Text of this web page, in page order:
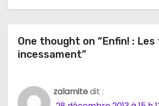
t
i
o
d
One thought on “Enfin! :
incessament”
zalamitedit :